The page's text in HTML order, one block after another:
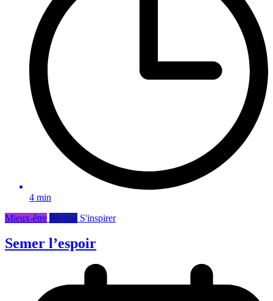
4 min
Mieux-être Blogue S'inspirer
Semer l’espoir